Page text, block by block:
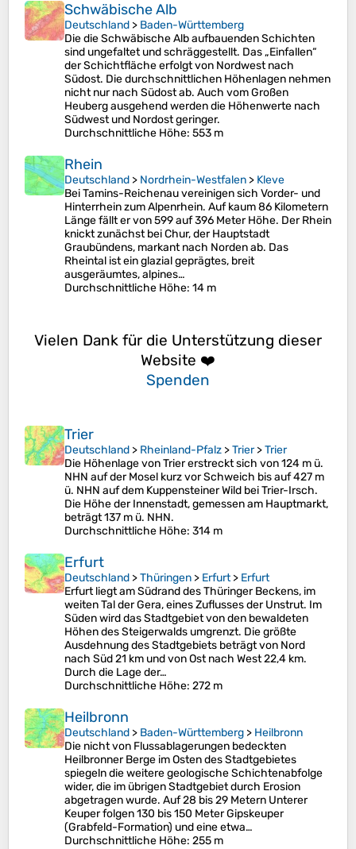
Schwäbische Alb
Deutschland > Baden-Württemberg
Die die Schwäbische Alb aufbauenden Schichten
sind ungefaltet und schräggestellt. Das „Einfallen“
der Schichtfläche erfolgt von Nordwest nach
Südost. Die durchschnittlichen Höhenlagen nehmen
nicht nur nach Südost ab. Auch vom Großen
Heuberg ausgehend werden die Höhenwerte nach
Südwest und Nordost geringer.
Durchschnittliche Höhe: 553 m
Rhein
Deutschland > Nordrhein-Westfalen > Kleve
Bei Tamins-Reichenau vereinigen sich Vorder- und
Hinterrhein zum Alpenrhein. Auf kaum 86 Kilometern
Länge fällt er von 599 auf 396 Meter Höhe. Der Rhein
knickt zunächst bei Chur, der Hauptstadt
Graubündens, markant nach Norden ab. Das
Rheintal ist ein glazial geprägtes, breit
ausgeräumtes, alpines…
Durchschnittliche Höhe: 14 m
Vielen Dank für die Unterstützung dieser
Website ❤️
Spenden
Trier
Deutschland > Rheinland-Pfalz >Trier>Trier
Die Höhenlage von Trier erstreckt sich von 124 m ü.
NHN auf der Mosel kurz vor Schweich bis auf 427 m
ü. NHN auf dem Kuppensteiner Wild bei Trier-Irsch.
Die Höhe der Innenstadt, gemessen am Hauptmarkt,
beträgt 137 m ü. NHN.
Durchschnittliche Höhe: 314 m
Erfurt
Deutschland >Thüringen > Erfurt> Erfurt
Erfurt liegt am Südrand des Thüringer Beckens, im
weiten Tal der Gera, eines Zuflusses der Unstrut. Im
Süden wird das Stadtgebiet von den bewaldeten
Höhen des Steigerwalds umgrenzt. Die größte
Ausdehnung des Stadtgebiets beträgt von Nord
nach Süd 21 km und von Ost nach West 22,4 km.
Durch die Lage der…
Durchschnittliche Höhe: 272 m
Heilbronn
Deutschland > Baden-Württemberg > Heilbronn
Die nicht von Flussablagerungen bedeckten
Heilbronner Berge im Osten des Stadtgebietes
spiegeln die weitere geologische Schichtenabfolge
wider, die im übrigen Stadtgebiet durch Erosion
abgetragen wurde. Auf 28 bis 29 Metern Unterer
Keuper folgen 130 bis 150 Meter Gipskeuper
(Grabfeld-Formation) und eine etwa…
Durchschnittliche Höhe: 255 m